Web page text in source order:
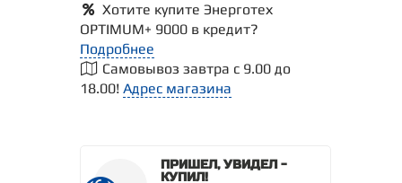
Хотите купите Энерготех
OPTIMUM+ 9000 в кредит?
Подробнее
Самовывоз завтра с 9.00 до
18.00! Адрес магазина
ПРИШЕЛ, УВИДЕЛ -
КУПИЛ!